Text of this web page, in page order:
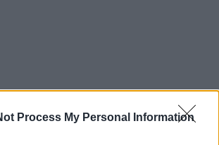
Process My Personal Information